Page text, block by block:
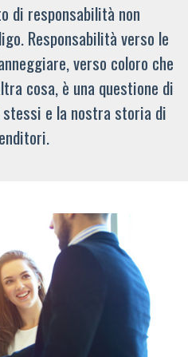
di responsabilità non
Responsabilità verso le
verso coloro che
cosa, è una questione di
e la nostra storia di